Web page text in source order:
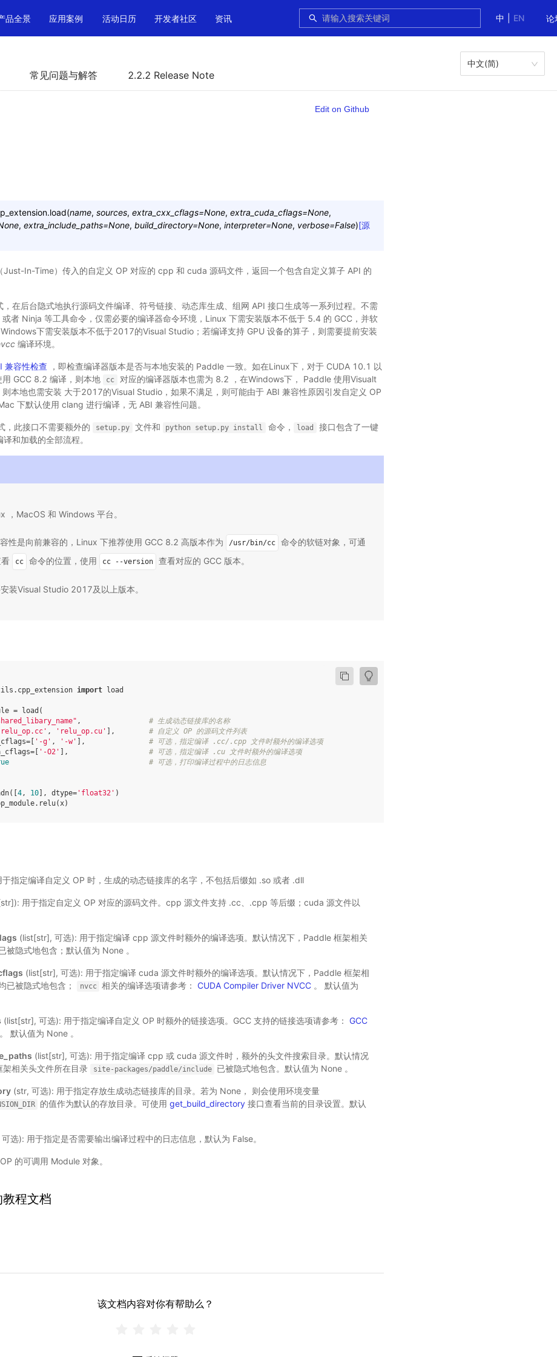
中
EN 论
品全景 应用案例 活动日历 开发者社区 资讯
常见问题与解答 2.2.2 Release Note
中文(简)
Edit on Github
load(name, sources, extra_cxx_cflags=None, extra_cuda_cflags=None,
, extra_include_paths=None, build_directory=None, interpreter=None, verbose=False)[源
Just-In-Time）传入的自定义 OP 对应的 cpp 和 cuda 源码文件，返回一个包含自定义算子 API 的
，在后台隐式地执行源码文件编译、符号链接、动态库生成、组网 API 接口生成等一系列过程。不需
者 Ninja 等工具命令，仅需必要的编译器命令环境，Linux 下需安装版本不低于 5.4 的 GCC，并软
Windows下需安装版本不低于2017的Visual Studio；若编译支持 GPU 设备的算子，则需要提前安装
编译环境。
兼容性检查 ，即检查编译器版本是否与本地安装的 Paddle 一致。如在Linux下，对于 CUDA 10.1 以
用 GCC 8.2 编译，则本地
cc
对应的编译器版本也需为 8.2 ，在Windows下， Paddle 使用Visualt
本地也需安装 大于2017的Visual Studio，如果不满足，则可能由于 ABI 兼容性原因引发自定义 OP
下默认使用 clang 进行编译，无 ABI 兼容性问题。
，此接口不需要额外的 setup.py 文件和 python setup.py install 命令， load
接口包含了一键
和加载的全部流程。
，MacOS 和 Windows 平台。
性是向前兼容的，Linux 下推荐使用 GCC 8.2 高版本作为 /usr/bin/cc
命令的软链对象，可通
cc 命令的位置，使用 cc --version 查看对应的 GCC 版本。
装Visual Studio 2017及以上版本。
import load
= load(
, # 生成动态链接库的名称
, 'relu_op.cu' ], # 自定义 OP 的源码文件列表
'-g' , '-w' ], # 可选，指定编译 .cc/.cpp 文件时额外的编译选项
'-O2' ], # 可选，指定编译 .cu 文件时额外的编译选项
# 可选，打印编译过程中的日志信息
4, 10 ], dtype= 'float32' )
指定编译自定义 OP 时，生成的动态链接库的名字，不包括后缀如 .so 或者 .dll
用于指定自定义 OP 对应的源码文件。cpp 源文件支持 .cc、.cpp 等后缀；cuda 源文件以
(list[str], 可选): 用于指定编译 cpp 源文件时额外的编译选项。默认情况下，Paddle 框架相关
被隐式地包含；默认值为 None 。
(list[str], 可选): 用于指定编译 cuda 源文件时额外的编译选项。默认情况下，Paddle 框架相
已被隐式地包含；
nvcc 相关的编译选项请参考： CUDA Compiler Driver NVCC 。 默认值为
(list[str], 可选): 用于指定编译自定义 OP 时额外的链接选项。GCC 支持的链接选项请参考： GCC
默认值为 None 。
(list[str], 可选): 用于指定编译 cpp 或 cuda 源文件时，额外的头文件搜索目录。默认情况
相关头文件所在目录
site-packages/paddle/include 已被隐式地包含。默认值为 None 。
(str, 可选): 用于指定存放生成动态链接库的目录。若为 None， 则会使用环境变量
的值作为默认的存放目录。可使用get_build_directory 接口查看当前的目录设置。默认
选): 用于指定是否需要输出编译过程中的日志信息，默认为 False。
的可调用 Module 对象。
程文档
该文档内容对你有帮助么？